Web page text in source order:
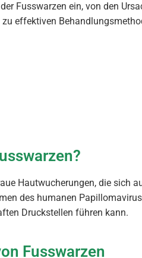
Fusswarzen ein, von den
effektiven
Hautwucherungen, die sich
des humanen
Druckstellen führen kann.
Fusswarzen